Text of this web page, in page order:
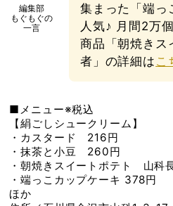
編集部
もぐもぐの
一言
集まった「端っ
人気♪ 月間2万
商品「朝焼きス
者」の詳細は こ
■メニュー※税込
【絹ごしシュークリーム】
・カスタード 216円
・抹茶と小豆 260円
・朝焼きスイートポテト 山科
・端っこカップケーキ 378円
ほか